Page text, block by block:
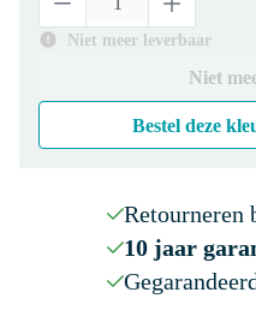
Niet meer leverbaar
Niet
Bestel deze
Retourneren
10 jaar